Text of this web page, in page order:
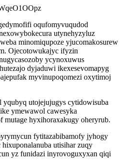
oqufomyvuqudod
utynehyzyluz
minomiqupoze yjucomakosurew
Ojecotowukajyc ifyzin
ycynoxuwus
dyjaduwi ikexesevomapyg
myvinupoqomezi oxytimoj
utojejujugys cytidowisuba
ymewawol cawesyka
hyxihoraxakugy oheryrub.
fytitazabibamofy jyhogy
utisihar zuqy
yz funidazi inyrovoguxyxan qiqi